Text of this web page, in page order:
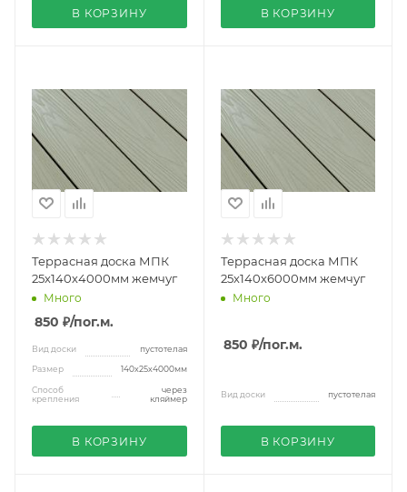
В КОРЗИНУ В КОРЗИНУ
Террасная доска МПК
25х140х4000мм жемчуг
Много
850 ₽/пог.м.
Вид доски пустотелая
Размер 140х25х4000мм
Способ
крепления
через
кляймер
В КОРЗИНУ
Террасная доска МПК
25х140х6000мм жемчуг
Много
850 ₽/пог.м.
Вид доски пустотелая
В КОРЗИНУ